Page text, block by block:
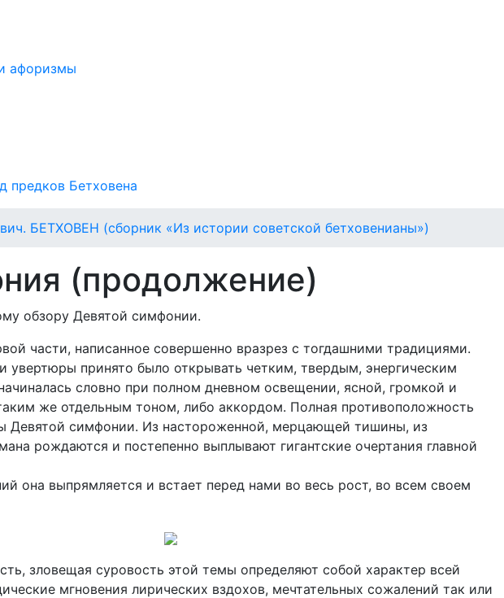
афоризмы
предков Бетховена
БЕТХОВЕН (сборник «Из истории советской бетховенианы»)
(продолжение)
обзору Девятой симфонии.
части, написанное совершенно вразрез с тогдашними традициями.
увертюры принято было открывать четким, твердым, энергическим
словно при полном дневном освещении, ясной, громкой и
же отдельным тоном, либо аккордом. Полная противоположность
Девятой симфонии. Из настороженной, мерцающей тишины, из
рождаются и постепенно выплывают гигантские очертания главной
она выпрямляется и встает перед нами во весь рост, во всем своем
зловещая суровость этой темы определяют собой характер всей
мгновения лирических вздохов, мечтательных сожалений так или